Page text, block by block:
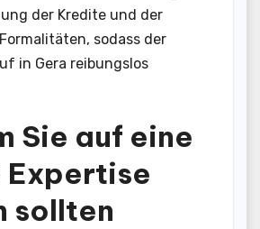
der Kredite und der
sodass der
in Gera reibungslos
Sie auf eine
Expertise
sollten